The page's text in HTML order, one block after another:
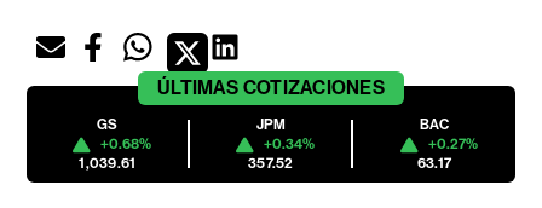
ÚLTIMAS COTIZACIONES
GS
+0.68%
1,039.61
JPM
+0.34%
357.52
BAC
+0.27%
63.17